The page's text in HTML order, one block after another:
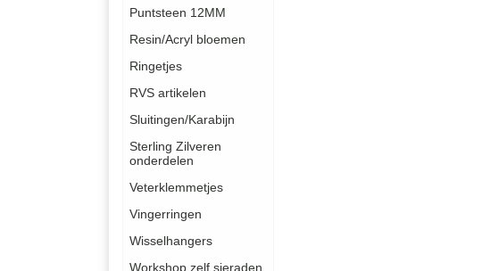
Puntsteen 12MM
Resin/Acryl bloemen
Ringetjes
RVS artikelen
Sluitingen/Karabijn
Sterling Zilveren
onderdelen
Veterklemmetjes
Vingerringen
Wisselhangers
Workshop zelf sieraden